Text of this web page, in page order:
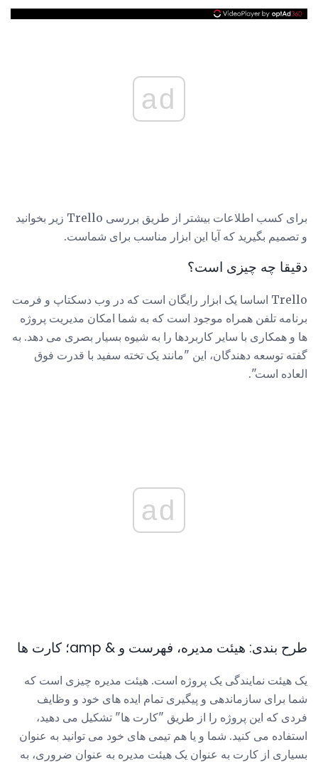
ad
برای کسب اطلاعات بیشتر از طریق بررسی Trello زیر بخوانید
و تصمیم بگیرید که آیا این ابزار مناسب برای شماست.
دقیقا چه چیزی است؟
Trello اساسا یک ابزار رایگان است که در وب دسکتاپ و فرمت
برنامه تلفن همراه موجود است که به شما امکان مدیریت پروژه
ها و همکاری با سایر کاربردها را به شیوه بسیار بصری می دهد. به
گفته توسعه دهندگان، این "مانند یک تخته سفید با قدرت فوق
العاده است".
ad
طرح بندی: هیئت مدیره، فهرست و & amp؛ کارت ها
یک هیئت نمایندگی یک پروژه است. هیئت مدیره چیزی است که
شما برای سازماندهی و پیگیری تمام ایده های خود و وظایف
فردی که این پروژه را از طریق "کارت ها" تشکیل می دهید،
استفاده می کنید. شما و یا هم تیمی های خود می توانید به عنوان
بسیاری از کارت به عنوان یک هیئت مدیره به عنوان ضروری، به